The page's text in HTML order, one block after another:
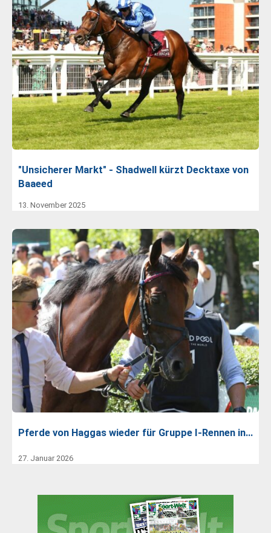
"Unsicherer Markt" - Shadwell kürzt Decktaxe von
Baaeed
13. November 2025
Pferde von Haggas wieder für Gruppe I-Rennen in…
27. Januar 2026